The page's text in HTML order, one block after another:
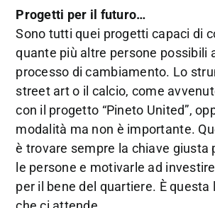
Progetti per il futuro…
Sono tutti quei progetti capaci di
quante più altre persone possibili
processo di cambiamento. Lo
street art o il calcio, come
con il progetto “Pineto United”,
modalità ma non è importante.
è trovare sempre la chiave giusta
le persone e motivarle ad
per il bene del quartiere. È questa